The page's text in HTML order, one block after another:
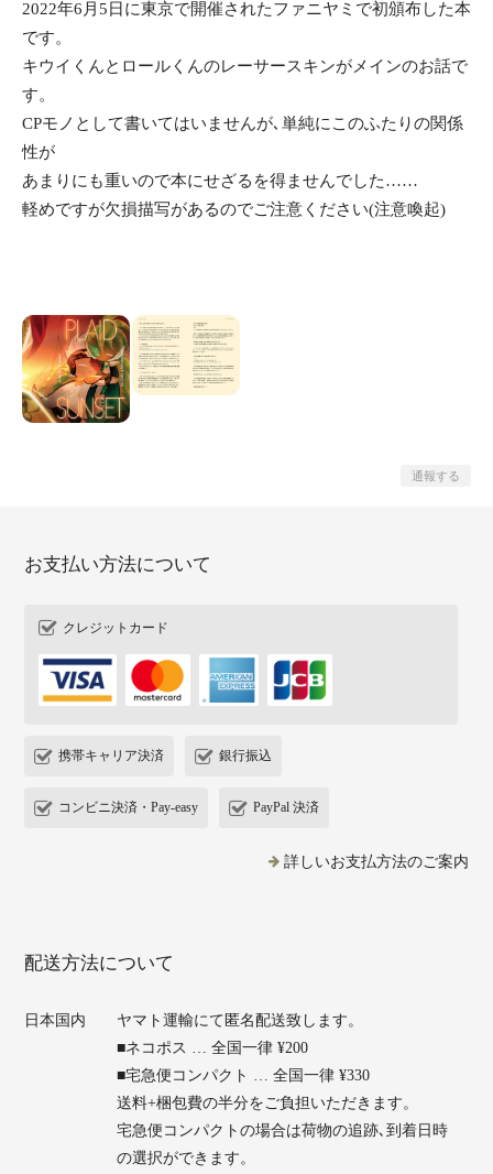
2022年6月5日に東京で開催されたファニヤミで初頒布した本
です。
キウイくんとロールくんのレーサースキンがメインのお話で
す。
CPモノとして書いてはいませんが､単純にこのふたりの関係
性が
あまりにも重いので本にせざるを得ませんでした……
軽めですが欠損描写があるのでご注意ください(注意喚起)
通報する
お支払い方法について
クレジットカード
携帯キャリア決済 銀行振込
コンビニ決済・Pay-easy PayPal 決済
詳しいお支払方法のご案内
配送方法について
日本国内
ヤマト運輸にて匿名配送致します。
■ネコポス … 全国一律 ¥200
■宅急便コンパクト … 全国一律 ¥330
送料+梱包費の半分をご負担いただきます。
宅急便コンパクトの場合は荷物の追跡､到着日時
の選択ができます。